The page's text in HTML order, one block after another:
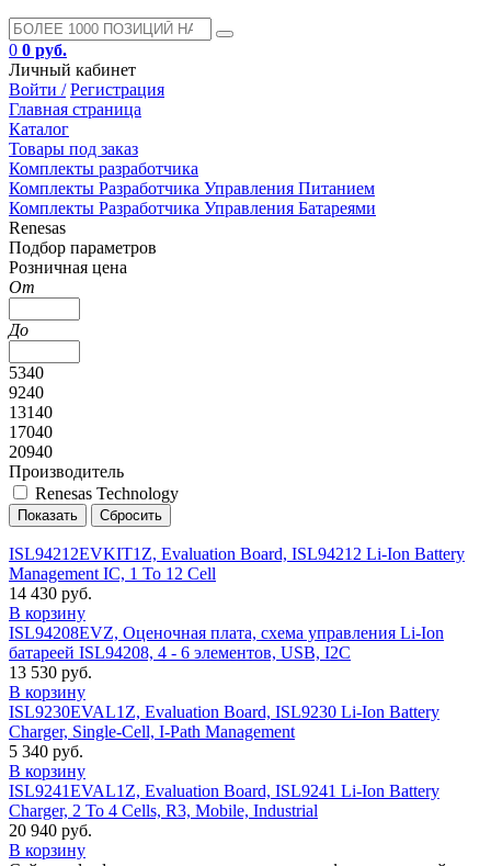
0 0 руб.
Личный кабинет
Войти / Регистрация
Главная страница
Каталог
Товары под заказ
Комплекты разработчика
Комплекты Разработчика Управления Питанием
Комплекты Разработчика Управления Батареями
Renesas
Подбор параметров
Розничная цена
От
До
5340
9240
13140
17040
20940
Производитель
Renesas Technology
ISL94212EVKIT1Z, Evaluation Board, ISL94212 Li-Ion Battery
Management IC, 1 To 12 Cell
14 430 руб.
В корзину
ISL94208EVZ, Оценочная плата, схема управления Li-Ion
батареей ISL94208, 4 - 6 элементов, USB, I2C
13 530 руб.
В корзину
ISL9230EVAL1Z, Evaluation Board, ISL9230 Li-Ion Battery
Charger, Single-Cell, I-Path Management
5 340 руб.
В корзину
ISL9241EVAL1Z, Evaluation Board, ISL9241 Li-Ion Battery
Charger, 2 To 4 Cells, R3, Mobile, Industrial
20 940 руб.
В корзину